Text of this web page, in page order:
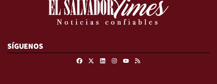
SÍGUENOS
FacebookLinkedinInstagram